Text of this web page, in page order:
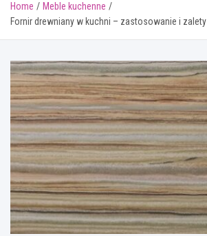
Home
Meble kuchenne
Fornir drewniany w kuchni – zastosowanie i zalety